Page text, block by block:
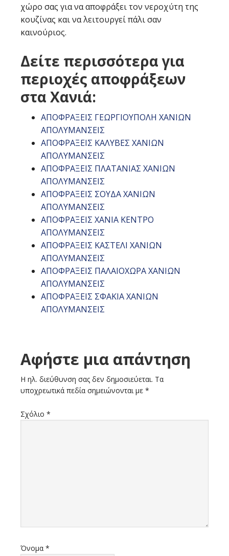
χώρο σας για να αποφράξει τον νεροχύτη της
κουζίνας και να λειτουργεί πάλι σαν
καινούριος.
Δείτε περισσότερα για
περιοχές αποφράξεων
στα Χανιά:
ΑΠΟΦΡΑΞΕΙΣ ΓΕΩΡΓΙΟΥΠΟΛΗ ΧΑΝΙΩΝ
ΑΠΟΛΥΜΑΝΣΕΙΣ
ΑΠΟΦΡΑΞΕΙΣ ΚΑΛΥΒΕΣ ΧΑΝΙΩΝ
ΑΠΟΛΥΜΑΝΣΕΙΣ
ΑΠΟΦΡΑΞΕΙΣ ΠΛΑΤΑΝΙΑΣ ΧΑΝΙΩΝ
ΑΠΟΛΥΜΑΝΣΕΙΣ
ΑΠΟΦΡΑΞΕΙΣ ΣΟΥΔΑ ΧΑΝΙΩΝ
ΑΠΟΛΥΜΑΝΣΕΙΣ
ΑΠΟΦΡΑΞΕΙΣ ΧΑΝΙΑ ΚΕΝΤΡΟ
ΑΠΟΛΥΜΑΝΣΕΙΣ
ΑΠΟΦΡΑΞΕΙΣ ΚΑΣΤΕΛΙ ΧΑΝΙΩΝ
ΑΠΟΛΥΜΑΝΣΕΙΣ
ΑΠΟΦΡΑΞΕΙΣ ΠΑΛΑΙΟΧΩΡΑ ΧΑΝΙΩΝ
ΑΠΟΛΥΜΑΝΣΕΙΣ
ΑΠΟΦΡΑΞΕΙΣ ΣΦΑΚΙΑ ΧΑΝΙΩΝ
ΑΠΟΛΥΜΑΝΣΕΙΣ
Reader
Interactions
Αφήστε μια απάντηση
Η ηλ. διεύθυνση σας δεν δημοσιεύεται. Τα
υποχρεωτικά πεδία σημειώνονται με *
Σχόλιο *
Όνομα *